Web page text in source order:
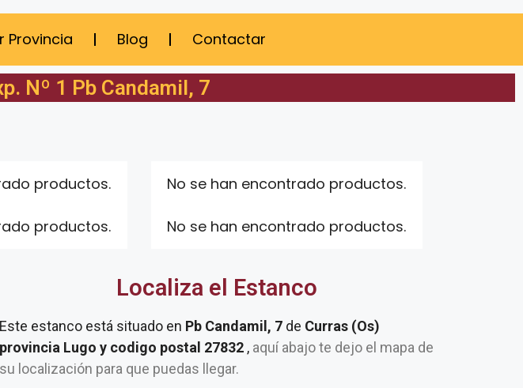
Provincia Blog Contactar
Nº 1 Pb Candamil, 7
productos.
productos.
No se han encontrado productos.
No se han encontrado productos.
Localiza el Estanco
Este estanco está situado en Pb Candamil, 7 de Curras (Os)
provincia Lugo y codigo postal 27832 , aquí abajo te dejo el mapa de
su localización para que puedas llegar.